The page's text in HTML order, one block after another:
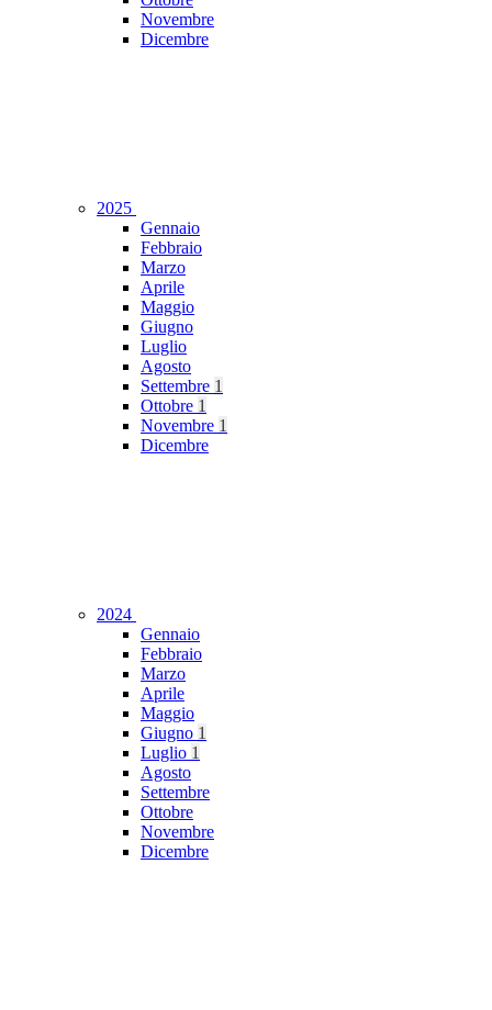
Novembre
Dicembre
2025
Gennaio
Febbraio
Marzo
Aprile
Maggio
Giugno
Luglio
Agosto
Settembre 1
Ottobre 1
Novembre 1
Dicembre
2024
Gennaio
Febbraio
Marzo
Aprile
Maggio
Giugno 1
Luglio 1
Agosto
Settembre
Ottobre
Novembre
Dicembre